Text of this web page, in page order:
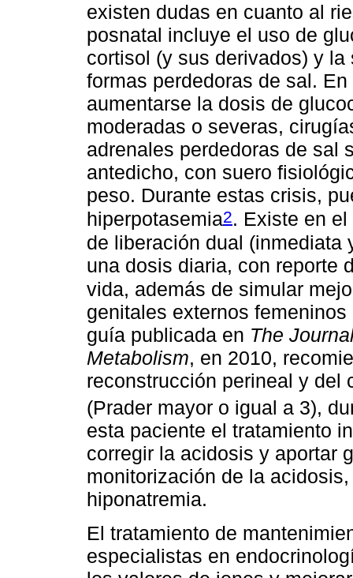
existen dudas en cuanto al
posnatal incluye el uso de
cortisol (y sus derivados) y
formas perdedoras de sal.
aumentarse la dosis de
moderadas o severas,
adrenales perdedoras de sal
antedicho, con suero
peso. Durante estas crisis,
hiperpotasemia2. Existe en
de liberación dual (inmediata
una dosis diaria, con reporte
vida, además de simular
genitales externos
guía publicada en The
Metabolism, en 2010,
reconstrucción perineal y
(Prader mayor o igual a 3),
esta paciente el tratamiento
corregir la acidosis y aportar
monitorización de la
hiponatremia.
El tratamiento de
especialistas en